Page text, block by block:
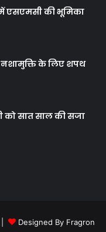
एसएमसी की भूमिका
नशामुक्ति के लिए शपथ
को सात साल की सजा
Designed By Fragron